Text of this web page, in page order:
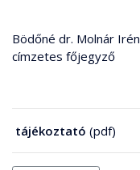
Bödőné dr. Molnár Irén
címzetes főjegyző
tájékoztató (pdf)